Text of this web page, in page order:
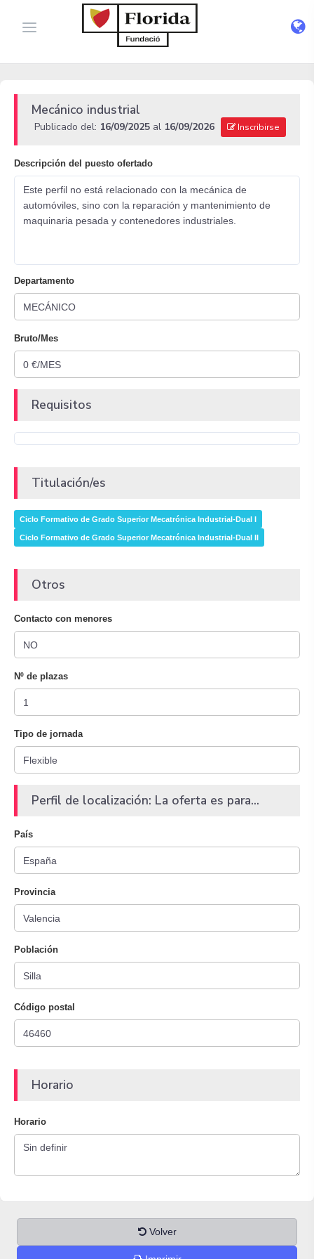
Mecánico industrial
Publicado del: 16/09/2025 al 16/09/2026 Inscribirse
Descripción del puesto ofertado
Este perfil no está relacionado con la mecánica de
automóviles, sino con la reparación y mantenimiento de
maquinaria pesada y contenedores industriales.
Departamento
Bruto/Mes
Requisitos
Titulación/es
Ciclo Formativo de Grado Superior Mecatrónica Industrial-Dual I
Ciclo Formativo de Grado Superior Mecatrónica Industrial-Dual II
Otros
Contacto con menores
Nº de plazas
Tipo de jornada
Perfil de localización: La oferta es para...
País
Provincia
Población
Código postal
Horario
Horario
Volver